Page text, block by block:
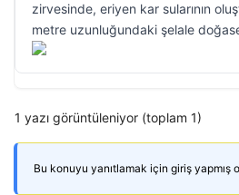
zirvesinde, eriyen kar sularının
metre uzunluğundaki şelale
1 yazı görüntüleniyor (toplam 1)
Bu konuyu yanıtlamak için giriş yapmış